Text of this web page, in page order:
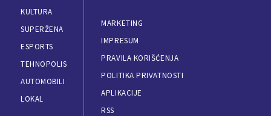
KULTURA
SUPERŽENA
ESPORTS
TEHNOPOLIS
AUTOMOBILI
LOKAL
MARKETING
IMPRESUM
PRAVILA KORIŠĆENJA
POLITIKA PRIVATNOSTI
APLIKACIJE
RSS